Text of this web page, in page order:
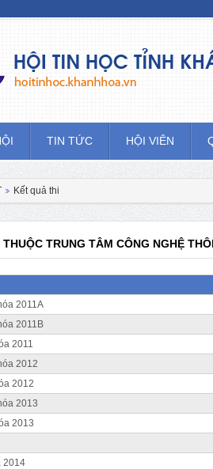
TIN TỨC HỘI VIÊN
Kết quả thi
TRUNG TÂM CÔNG NGHỆ
2011A
2011B
2011
2012
2012
2013
2013
2014